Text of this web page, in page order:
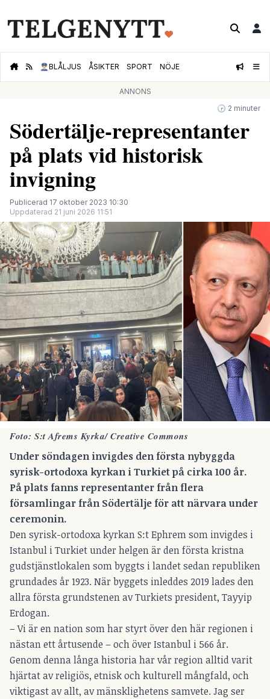
👮🏻‍♂️BLÅLJUS ÅSIKTER SPORT NÖJE
ANNONS
🕝 2 minuter
Södertälje-representanter
på plats vid historisk
invigning
Publicerad 17 oktober 2023 10:30
Uppdaterad 21 juni 2026 11:51
Foto: S:t Afrems Kyrka/Creative Commons
Under söndagen invigdes den första nybyggda
syrisk-ortodoxa kyrkan i Turkiet på cirka 100 år.
På plats fanns representanter från flera
församlingar från Södertälje för att närvara under
ceremonin.
Den syrisk-ortodoxa kyrkan S:t Ephrem som invigdes i
Istanbul i Turkiet under helgen är den första kristna
gudstjänstlokalen som byggts i landet sedan republiken
grundades år 1923. När byggets inleddes 2019 lades den
allra första grundstenen av Turkiets president, Tayyip
Erdogan.
– Vi är en nation som har styrt över den här regionen i
nästan ett årtusende – och över Istanbul i 566 år.
Genom denna långa historia har vår region alltid varit
hjärtat av religiös, etnisk och kulturell mångfald, och
viktigast av allt, av mänsklighetens samvete. Jag ser